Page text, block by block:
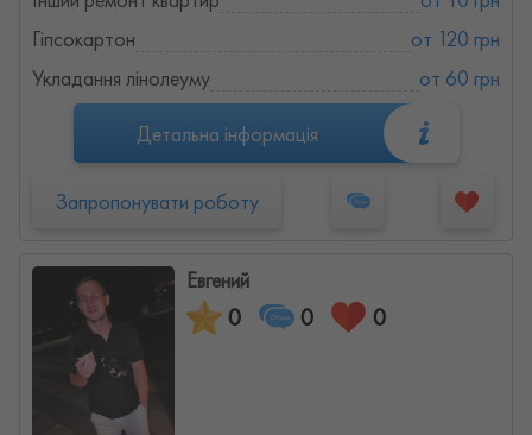
Гіпсокартон
от 120 грн
Укладання лінолеуму
от 60 грн
Детальна інформація
Запропонувати роботу
Евгений
0 0 0